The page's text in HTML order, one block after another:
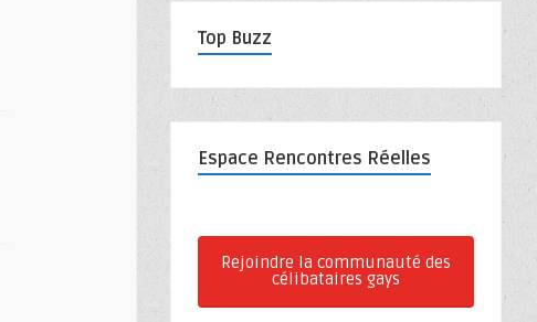
Top Buzz
Espace Rencontres Réelles
Rejoindre la communauté des
célibataires gays